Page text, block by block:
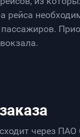
рейса
через